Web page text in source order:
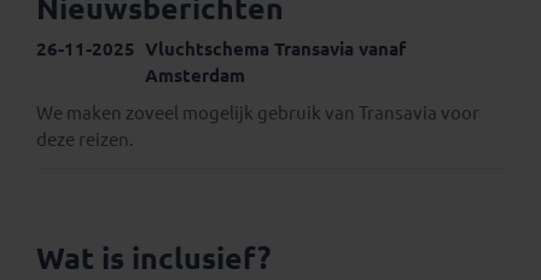
Nieuwsberichten
26-11-2025 Vluchtschema Transavia vanaf
Amsterdam
We maken zoveel mogelijk gebruik van Transavia voor
deze reizen.
Wat is inclusief?